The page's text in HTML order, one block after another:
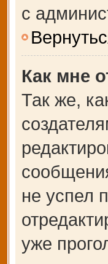
с
Как мне
Так же,
не успел
уже